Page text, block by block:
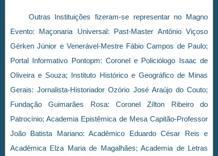
Outras Instituições fizeram-se representar no Magno
Evento: Maçonaria Universal: Past-Master Antônio Viçoso
Gérken Júnior e Venerável-Mestre Fábio Campos de Paulo;
Portal Informativo Pontopm: Coronel e Policiólogo Isaac de
Oliveira e Souza; Instituto Histórico e Geográfico de Minas
Gerais: Jornalista-Historiador Ozório José Araújo do Couto;
Fundação Guimarães Rosa: Coronel Zílton Ribeiro do
Patrocínio; Academia Epistêmica de Mesa Capitão-Professor
João Batista Mariano: Acadêmico Eduardo César Reis e
Acadêmica Elza Maria de Magalhães; Academia de Letras